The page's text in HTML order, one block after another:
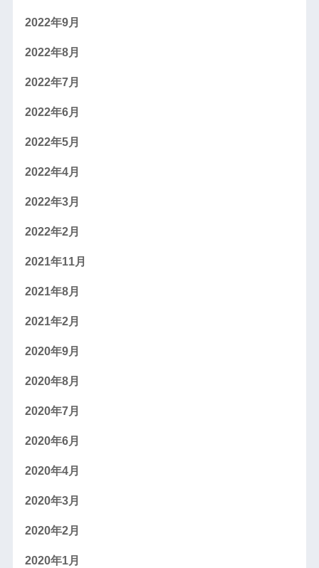
2022年9月
2022年8月
2022年7月
2022年6月
2022年5月
2022年4月
2022年3月
2022年2月
2021年11月
2021年8月
2021年2月
2020年9月
2020年8月
2020年7月
2020年6月
2020年4月
2020年3月
2020年2月
2020年1月